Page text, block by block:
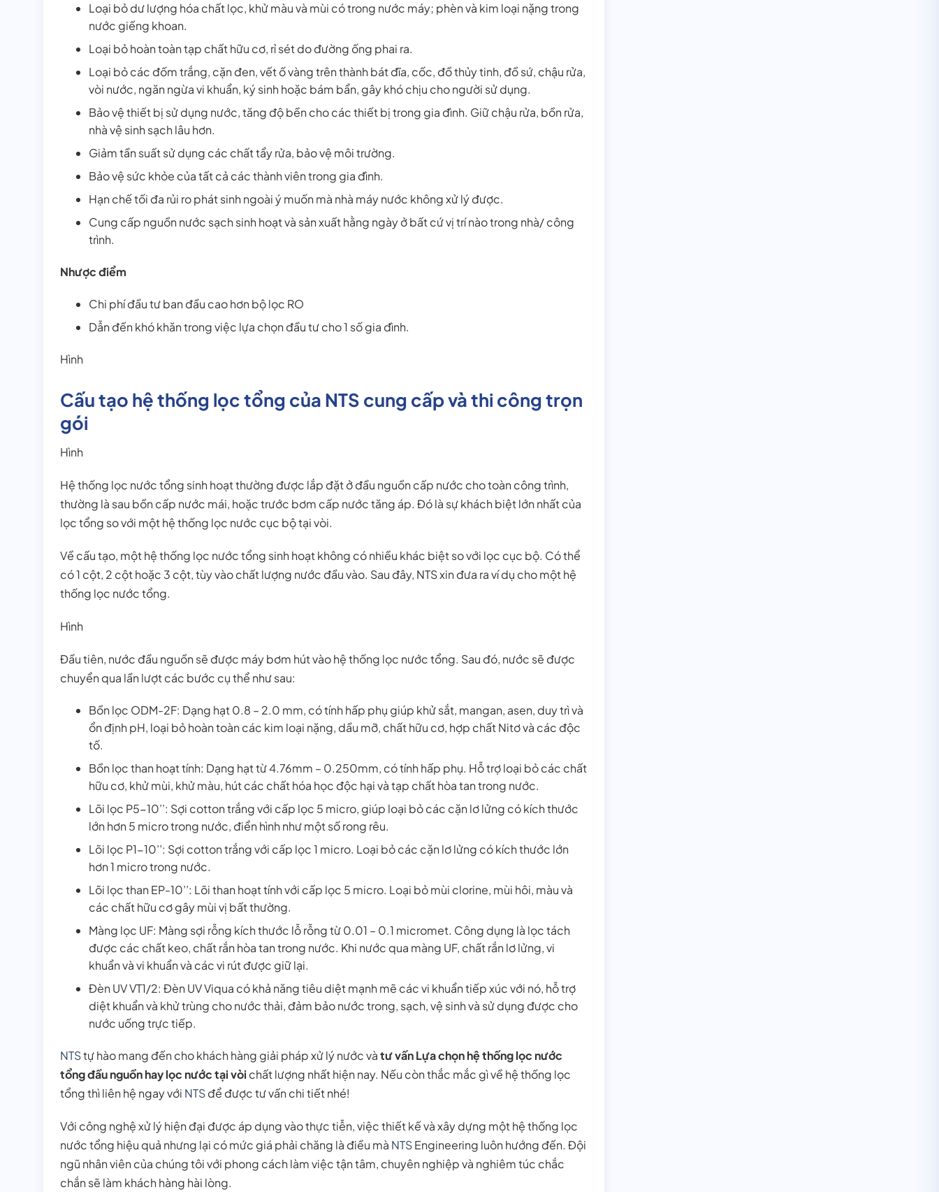
Loại bỏ dư lượng hóa chất lọc, khử màu và mùi có trong nước máy; phèn và kim loại nặng trong
nước giếng khoan.
Loại bỏ hoàn toàn tạp chất hữu cơ, rỉ sét do đường ống phai ra.
Loại bỏ các đốm trắng, cặn đen, vết ố vàng trên thành bát đĩa, cốc, đồ thủy tinh, đồ sứ, chậu rửa,
vòi nước, ngăn ngừa vi khuẩn, ký sinh hoặc bám bẩn, gây khó chịu cho người sử dụng.
Bảo vệ thiết bị sử dụng nước, tăng độ bền cho các thiết bị trong gia đình. Giữ chậu rửa, bồn rửa,
nhà vệ sinh sạch lâu hơn.
Giảm tần suất sử dụng các chất tẩy rửa, bảo vệ môi trường.
Bảo vệ sức khỏe của tất cả các thành viên trong gia đình.
Hạn chế tối đa rủi ro phát sinh ngoài ý muốn mà nhà máy nước không xử lý được.
Cung cấp nguồn nước sạch sinh hoạt và sản xuất hằng ngày ở bất cứ vị trí nào trong nhà/ công
trình.
Nhược điểm
Chi phí đầu tư ban đầu cao hơn bộ lọc RO
Dẫn đến khó khăn trong việc lựa chọn đầu tư cho 1 số gia đình.
Hình
Cấu tạo hệ thống lọc tổng của NTS cung cấp và thi công trọn
gói
Hình
Hệ thống lọc nước tổng sinh hoạt thường được lắp đặt ở đầu nguồn cấp nước cho toàn công trình,
thường là sau bồn cấp nước mái, hoặc trước bơm cấp nước tăng áp. Đó là sự khách biệt lớn nhất của
lọc tổng so với một hệ thống lọc nước cục bộ tại vòi.
Về cấu tạo, một hệ thống lọc nước tổng sinh hoạt không có nhiều khác biệt so với lọc cục bộ. Có thể
có 1 cột, 2 cột hoặc 3 cột, tùy vào chất lượng nước đầu vào. Sau đây, NTS xin đưa ra ví dụ cho một hệ
thống lọc nước tổng.
Hình
Đầu tiên, nước đầu nguồn sẽ được máy bơm hút vào hệ thống lọc nước tổng. Sau đó, nước sẽ được
chuyển qua lần lượt các bước cụ thể như sau:
Bồn lọc ODM-2F: Dạng hạt 0.8 – 2.0 mm, có tính hấp phụ giúp khử sắt, mangan, asen, duy trì và
ổn định pH, loại bỏ hoàn toàn các kim loại nặng, dầu mỡ, chất hữu cơ, hợp chất Nitơ và các độc
tố.
Bồn lọc than hoạt tính: Dạng hạt từ 4.76mm – 0.250mm, có tính hấp phụ. Hỗ trợ loại bỏ các chất
hữu cơ, khử mùi, khử màu, hút các chất hóa học độc hại và tạp chất hòa tan trong nước.
Lõi lọc P5-10’’: Sợi cotton trắng với cấp lọc 5 micro, giúp loại bỏ các cặn lơ lửng có kích thước
lớn hơn 5 micro trong nước, điển hình như một số rong rêu.
Lõi lọc P1-10’’: Sợi cotton trắng với cấp lọc 1 micro. Loại bỏ các cặn lơ lửng có kích thước lớn
hơn 1 micro trong nước.
Lõi lọc than EP-10’’: Lõi than hoạt tính với cấp lọc 5 micro. Loại bỏ mùi clorine, mùi hôi, màu và
các chất hữu cơ gây mùi vị bất thường.
Màng lọc UF: Màng sợi rỗng kích thước lỗ rỗng từ 0.01 – 0.1 micromet. Công dụng là lọc tách
được các chất keo, chất rắn hòa tan trong nước. Khi nước qua màng UF, chất rắn lơ lửng, vi
khuẩn và vi khuẩn và các vi rút được giữ lại.
Đèn UV VT1/2: Đèn UV Viqua có khả năng tiêu diệt mạnh mẽ các vi khuẩn tiếp xúc với nó, hỗ trợ
diệt khuẩn và khử trùng cho nước thải, đảm bảo nước trong, sạch, vệ sinh và sử dụng được cho
nước uống trực tiếp.
NTStự hào mang đến cho khách hàng giải pháp xử lý nước vàtư vấnLựa chọn hệ thống lọc nước
tổng đầu nguồn hay lọc nước tại vòi chất lượng nhất hiện nay. Nếu còn thắc mắc gì về hệ thống lọc
tổng thì liên hệ ngay với NTSđể được tư vấn chi tiết nhé!
Với công nghệ xử lý hiện đại được áp dụng vào thực tiễn, việc thiết kế và xây dựng một hệ thống lọc
nước tổng hiệu quả nhưng lại có mức giá phải chăng là điều mà NTSEngineering luôn hướng đến. Đội
ngũ nhân viên của chúng tôi với phong cách làm việc tận tâm, chuyên nghiệp và nghiêm túc chắc
chắn sẽ làm khách hàng hài lòng.